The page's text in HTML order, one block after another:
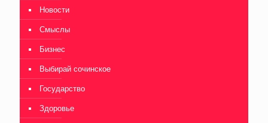
Новости
Смыслы
Бизнес
Выбирай сочинское
Государство
Здоровье